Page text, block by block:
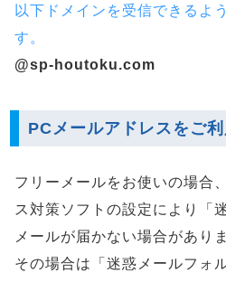
以下ドメインを受信できるよ
す。
@sp-houtoku.com
PCメールアドレスをご
フリーメールをお使いの場合
ス対策ソフトの設定により「
メールが届かない場合があり
その場合は「迷惑メールフォ